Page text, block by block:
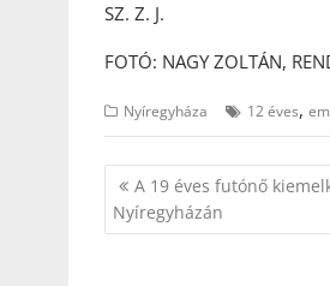
SZ. Z. J.
FOTÓ: NAGY ZOLTÁN,
Nyíregyháza 12 éves,
Bejegyzés
navigáció
A 19 éves futónő
Nyíregyházán